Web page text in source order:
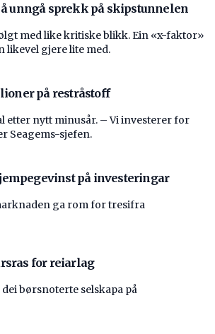
unngå sprekk på skipstunnelen
med like kritiske blikk. Ein «x-faktor»
likevel gjere lite med.
på restråstoff
etter nytt minusår. – Vi investerer for
Seagems-sjefen.
på investeringar
ga rom for tresifra
for reiarlag
børsnoterte selskapa på